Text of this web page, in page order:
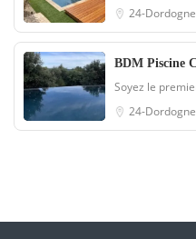
24-Dordogne
BDM Piscine
Soyez le
24-Dordogne